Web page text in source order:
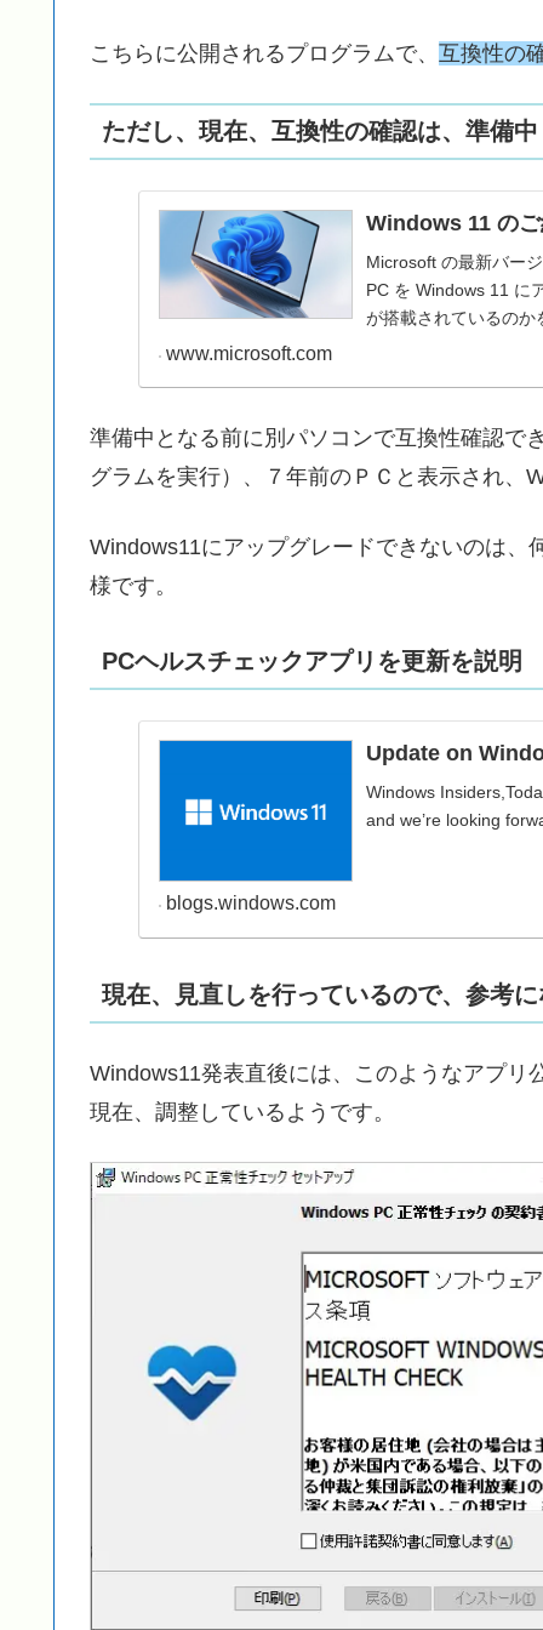
こちらに公開されるプログラムで、 互換性の
ただし、現在、互換性の確認は、準備中
Windows 11 の
Microsoft の最新バー
PC を Windows 11 に
が搭載されているのか
www.microsoft.com
準備中となる前に別パソコンで互換性確認で
グラムを実行）、７年前のＰＣと表示され、
Windows11にアップグレードできないのは
様です。
PCヘルスチェックアプリを更新を説明
Update on
Windows
and we’re looking
blogs.windows.com
現在、見直しを行っているので、参考
Windows11発表直後には、このようなアプリ
現在、調整しているようです。